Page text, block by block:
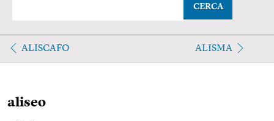
CERCA
ALISCAFO ALISMA
aliseo